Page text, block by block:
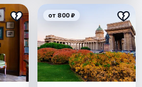
от 800 ₽